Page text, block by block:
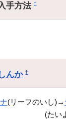
手方法†
んか †
(リーフのいし)→
の